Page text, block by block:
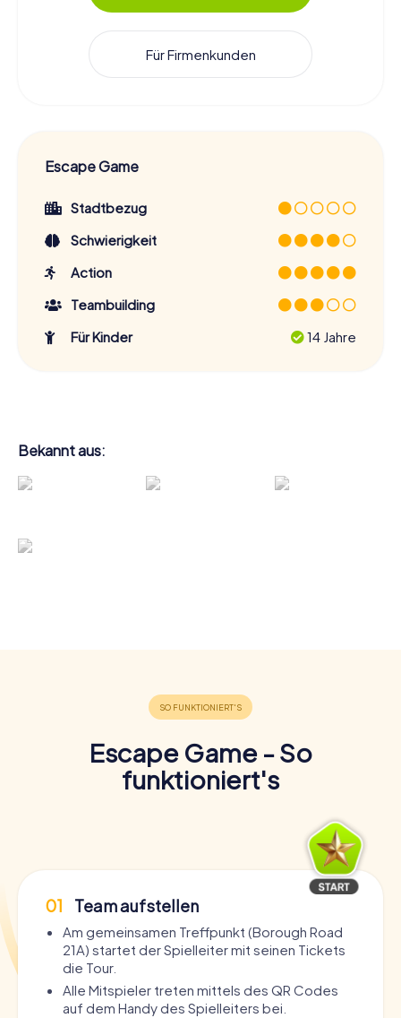
Für Firmenkunden
Escape Game
Stadtbezug
Schwierigkeit
Action
Teambuilding
Für Kinder
14 Jahre
Bekannt aus:
Escape Game - So
funktioniert's
01 Team aufstellen
Am gemeinsamen Treffpunkt (Borough Road
21A) startet der Spielleiter mit seinen Tickets
die Tour.
Alle Mitspieler treten mittels des QR Codes
auf dem Handy des Spielleiters bei.